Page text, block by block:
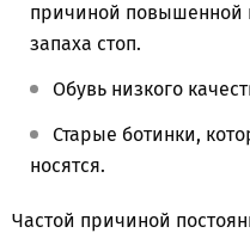
причиной повышенной
запаха стоп.
Обувь низкого
Старые ботинки,
носятся.
Частой причиной